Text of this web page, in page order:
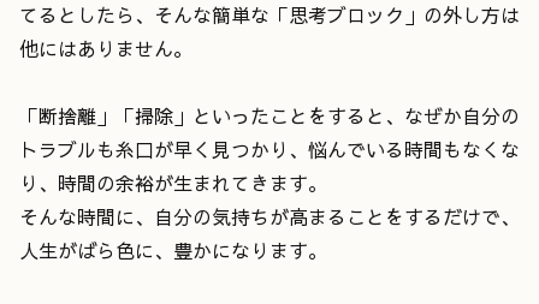
てるとしたら、そんな簡単な「思考ブロック」の外し方は
他にはありません。
「断捨離」「掃除」といったことをすると、なぜか自分の
トラブルも糸口が早く見つかり、悩んでいる時間もなくな
り、時間の余裕が生まれてきます。
そんな時間に、自分の気持ちが高まることをするだけで、
人生がばら色に、豊かになります。